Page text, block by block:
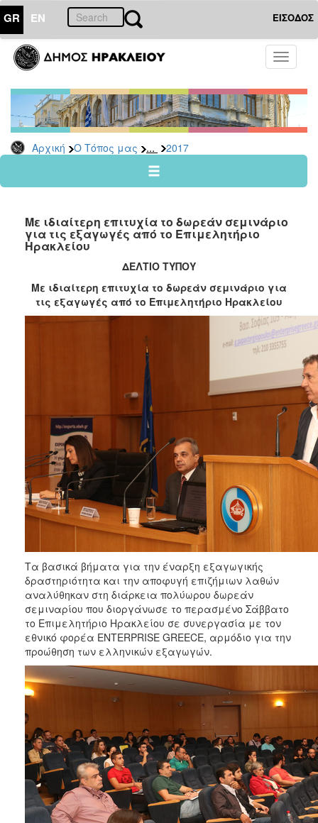
GR EN ΕΙΣΟΔΟΣ
Toggle
Αρχική Ο Τόπος μας ... 2017
ΤΟΠΟΣ
ΜΑΣ
Ανακοινώσεις
Αρχείο
2026
2024
2022
2021
2019
2018
2011
ΔΗΜΟΣ
ΑΝΘΕΚΤΙΚΗ
ΠΟΛΗ
Με ιδιαίτερη επιτυχία το δωρεάν σεμινάριο
για τις εξαγωγές από το Επιμελητήριο
Ηρακλείου
ΔΕΛΤΙΟ ΤΥΠΟΥ
Με ιδιαίτερη επιτυχία το δωρεάν σεμινάριο για
τις εξαγωγές από το Επιμελητήριο Ηρακλείου
Τα βασικά βήματα για την έναρξη εξαγωγικής
δραστηριότητα και την αποφυγή επιζήμιων λαθών
αναλύθηκαν στη διάρκεια πολύωρου δωρεάν
σεμιναρίου που διοργάνωσε το περασμένο Σάββατο
το Επιμελητήριο Ηρακλείου σε συνεργασία με τον
εθνικό φορέα ENTERPRISE GREECE, αρμόδιο για την
προώθηση των ελληνικών εξαγωγών.